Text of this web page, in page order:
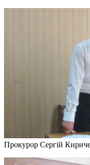
Прокурор Сергій